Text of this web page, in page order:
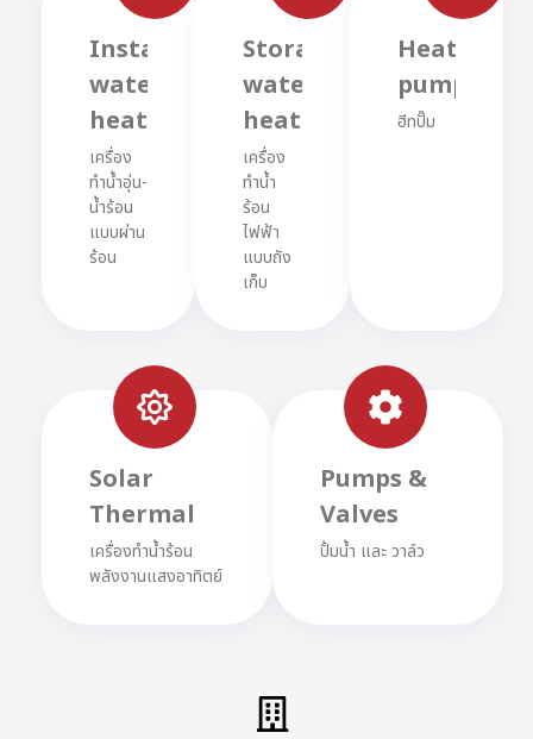
Instant
water
heaters
เครื่อง
ทำน้ำอุ่น-
น้ำร้อน
แบบผ่าน
ร้อน
Storage
water
heaters
เครื่อง
ทำน้ำ
ร้อน
ไฟฟ้า
แบบถัง
เก็บ
Heat
pumps
ฮีทปั๊ม
Solar
Thermal
เครื่องทำน้ำร้อน
พลังงานแสงอาทิตย์
Pumps &
Valves
ปั้มน้ำ และ วาล์ว